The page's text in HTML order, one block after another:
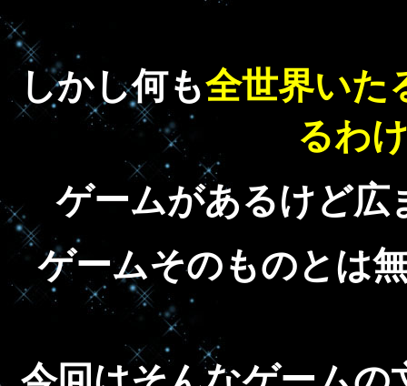
しかし何も全世界いた
るわ
ゲームがあるけど広
ゲームそのものとは